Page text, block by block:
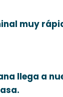
muy
llega a